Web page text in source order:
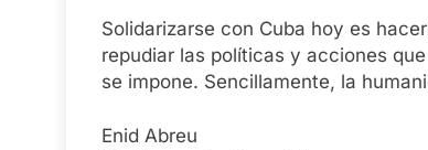
Solidarizarse con Cuba hoy es
repudiar las políticas y acciones
se impone. Sencillamente, la
Enid Abreu